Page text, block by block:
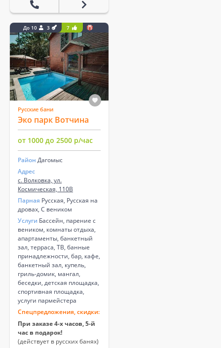
До 10 3 7
Русские бани
Эко парк Вотчина
от 1000 до 2500 р/час
Район Дагомыс
Адрес
с. Волковка, ул.
Космическая, 110В
Парная Русская, Русская на
дровах, С веником
Услуги Бассейн, парение с
веником, комнаты отдыха,
апартаменты, банкетный
зал, терраса, ТВ, банные
принадлежности, бар, кафе,
банкетный зал, купель,
гриль-домик, мангал,
беседки, детская площадка,
спортивная площадка,
услуги пармейстера
Спецпредложения, скидки:
При заказе 4-х часов, 5-й
час в подарок!
(действует в русских банях)